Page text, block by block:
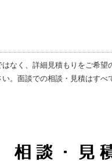
なく、詳細見積もりをご希
。面談での相談・見積はすべ